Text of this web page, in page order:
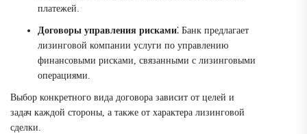
платежей.
Договоры управления рисками⁚ Банк предлагает
лизинговой компании услуги по управлению
финансовыми рисками, связанными с лизинговыми
операциями.
Выбор конкретного вида договора зависит от целей и
задач каждой стороны, а также от характера лизинговой
сделки.